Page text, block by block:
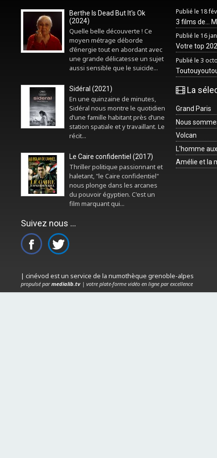
Berthe Is Dead But It's Ok
(2024)
Quelle belle découverte ! Ce
moyen métrage déborde
d’énergie tout en abordant avec
une grande délicatesse un sujet
aussi sensible que le suicide...
Sidéral (2021)
En une quinzaine de minutes,
Sidéral nous montre le quotidien
d’une famille habitant près d’une
station spatiale et y travaillant. Le
récit...
Le Caire confidentiel (2017)
Thriller politique passionnant et
haletant, "le Caire confidentiel"
nous plonge dans les arcanes
du pouvoir égyptien. C'est un
film marquant qui...
Suivez nous ...
Publié le 18
3 films de...
Publié le 16
Votre top
Publié le 3
La
Grand Paris
Nous
Volcan
L'homme
Amélie et la
| cinévod est un service de la numothèque grenoble-alpes
propulsé parmedialib.tv| votre plate-forme vidéo en ligne par excellence